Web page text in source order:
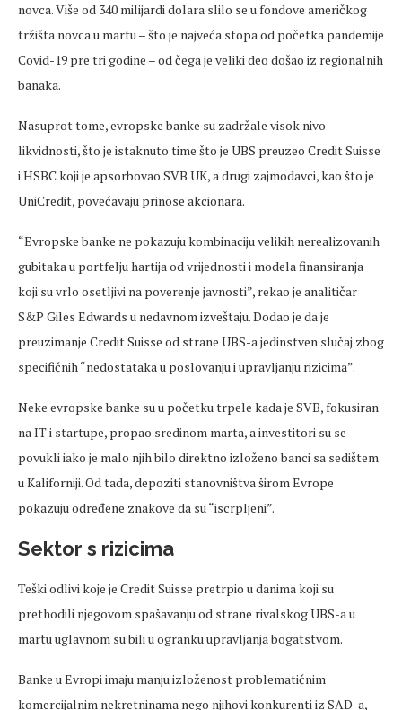
novca. Više od 340 milijardi dolara slilo se u fondove američkog
tržišta novca u martu – što je najveća stopa od početka pandemije
Covid-19 pre tri godine – od čega je veliki deo došao iz regionalnih
banaka.
Nasuprot tome, evropske banke su zadržale visok nivo
likvidnosti, što je istaknuto time što je UBS preuzeo Credit Suisse
i HSBC koji je apsorbovao SVB UK, a drugi zajmodavci, kao što je
UniCredit, povećavaju prinose akcionara.
“Evropske banke ne pokazuju kombinaciju velikih nerealizovanih
gubitaka u portfelju hartija od vrijednosti i modela finansiranja
koji su vrlo osetljivi na poverenje javnosti”, rekao je analitičar
S&P Giles Edwards u nedavnom izveštaju. Dodao je da je
preuzimanje Credit Suisse od strane UBS-a jedinstven slučaj zbog
specifičnih “nedostataka u poslovanju i upravljanju rizicima”.
Neke evropske banke su u početku trpele kada je SVB, fokusiran
na IT i startupe, propao sredinom marta, a investitori su se
povukli iako je malo njih bilo direktno izloženo banci sa sedištem
u Kaliforniji. Od tada, depoziti stanovništva širom Evrope
pokazuju određene znakove da su “iscrpljeni”.
Sektor s rizicima
Teški odlivi koje je Credit Suisse pretrpio u danima koji su
prethodili njegovom spašavanju od strane rivalskog UBS-a u
martu uglavnom su bili u ogranku upravljanja bogatstvom.
Banke u Evropi imaju manju izloženost problematičnim
komercijalnim nekretninama nego njihovi konkurenti iz SAD-a,